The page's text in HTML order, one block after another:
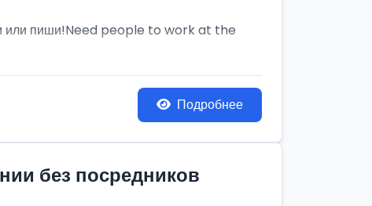
или пиши!Need people to work at the
Подробнее
без посредников